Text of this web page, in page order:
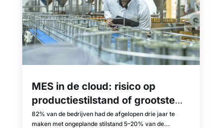
MES in de cloud: risico op
productiestilstand of grootste
misvatting?
82% van de bedrijven had de afgelopen drie jaar te
maken met ongeplande stilstand 5–20% van de...